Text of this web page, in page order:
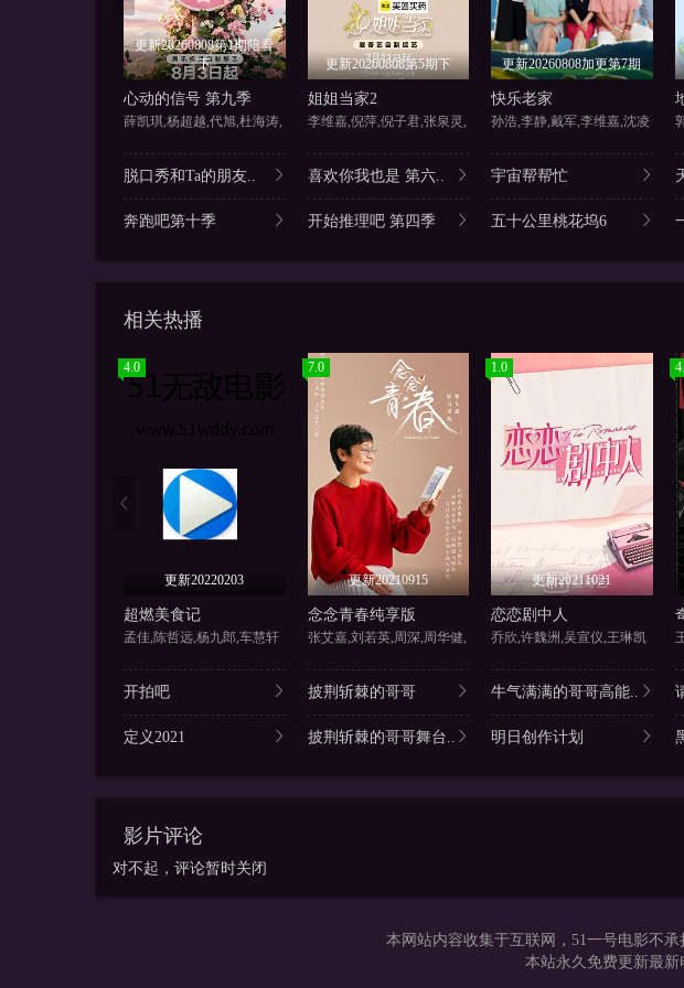
更新20260808第1期陪看
下
心动的信号 第九季
薛凯琪,杨超越,代旭,杜海涛,
更新20260808第5期下
姐姐当家2
李维嘉,倪萍,倪子君,张泉灵,
更新20260808加更第7期
快乐老家
孙浩,李静,戴军,李维嘉,沈凌
脱口秀和Ta的朋友.. 喜欢你我也是 第六.. 宇宙帮帮忙
奔跑吧第十季 开始推理吧 第四季 五十公里桃花坞6
相关热播
4.0
更新20220203
超燃美食记
孟佳,陈哲远,杨九郎,车慧轩
7.0
更新20210915
念念青春纯享版
张艾嘉,刘若英,周深,周华健,
1.0
更新20211021
恋恋剧中人
乔欣,许魏洲,吴宣仪,王琳凯
开拍吧 披荆斩棘的哥哥 牛气满满的哥哥高能..
定义2021 披荆斩棘的哥哥舞台.. 明日创作计划
影片评论
对不起，评论暂时关闭
本网站内容收集于互联网，51一号电影不
本站永久免费更新最新